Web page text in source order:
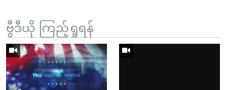
ဗွီဒီယို ကြည့်ရှုရန်